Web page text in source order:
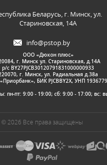
Беларусь, г. Минск, ул.
Стариновская, 14А
info@pstop.by
ООО «Дюкон плюс»
г. Минск ул. Стариновская, д.14А
р/с BY27PJCB30120791831000000933
г. Минск, ул. Радиальная д.38а
БИК PJCBBY2X, УНП
пн-пт: 9:00 - 19:00; сб: 9:00 - 17:00; вс:
© 2026 Все права защищены